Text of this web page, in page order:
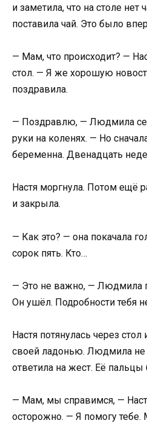
и заметила, что на столе нет
поставила чай. Это было
— Мам, что происходит? —
стол. — Я же хорошую
поздравила.
— Поздравлю, — Людмила
руки на коленях. — Но
беременна. Двенадцать
Настя моргнула. Потом ещё
и закрыла.
— Как это? — она покачала
сорок пять. Кто…
— Это не важно, — Людмила
Он ушёл. Подробности тебя
Настя потянулась через
своей ладонью. Людмила не
ответила на жест. Её
— Мам, мы справимся, —
осторожно. — Я помогу